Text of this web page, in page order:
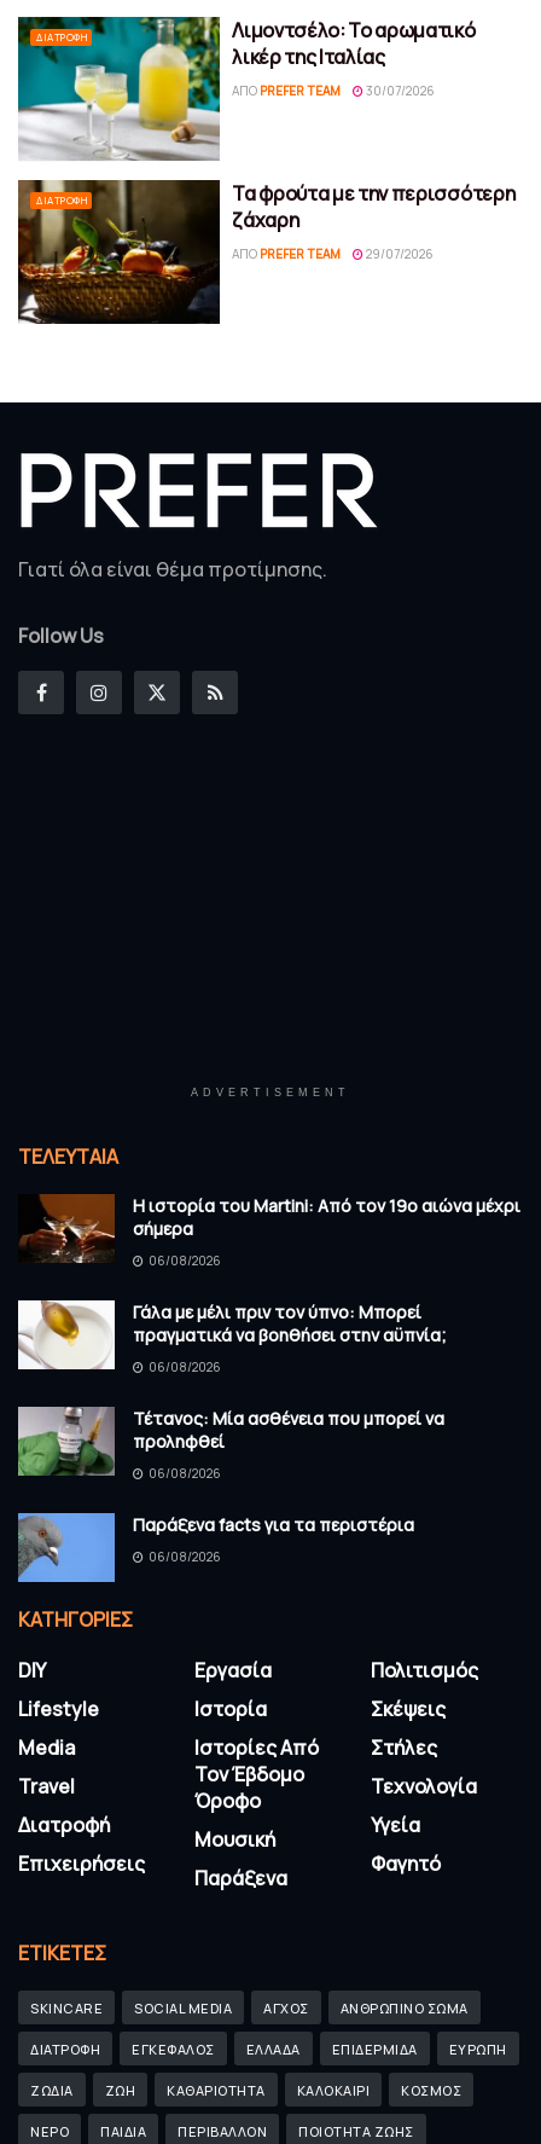
ΔΙΑΤΡΟΦΉ
Λιμοντσέλο: Το αρωματικό
λικέρ της Ιταλίας
ΑΠΌ PREFER TEAM 30/07/2026
ΔΙΑΤΡΟΦΉ
Τα φρούτα με την περισσότερη
ζάχαρη
ΑΠΌ PREFER TEAM 29/07/2026
Γιατί όλα είναι θέμα προτίμησης.
Follow Us
ADVERTISEMENT
ΤΕΛΕΥΤΑΊΑ
Η ιστορία του Martini: Από τον 19ο αιώνα μέχρι
σήμερα
06/08/2026
Γάλα με μέλι πριν τον ύπνο: Μπορεί
πραγματικά να βοηθήσει στην αϋπνία;
06/08/2026
Τέτανος: Μία ασθένεια που μπορεί να
προληφθεί
06/08/2026
Παράξενα facts για τα περιστέρια
06/08/2026
KΑΤΗΓΟΡΊΕΣ
DIY
Lifestyle
Media
Travel
Διατροφή
Επιχειρήσεις
Εργασία
Ιστορία
Ιστορίες Από
Τον Έβδομο
Όροφο
Μουσική
Παράξενα
Πολιτισμός
Σκέψεις
Στήλες
Τεχνολογία
Υγεία
Φαγητό
ΕΤΙΚΈΤΕΣ
SKINCARE SOCIAL MEDIA ΑΓΧΟΣ ΑΝΘΡΩΠΙΝΟ ΣΩΜΑ
ΔΙΑΤΡΟΦΗ ΕΓΚΕΦΑΛΟΣ ΕΛΛΑΔΑ ΕΠΙΔΕΡΜΙΔΑ ΕΥΡΩΠΗ
ΖΩΔΙΑ ΖΩΗ ΚΑΘΑΡΙΟΤΗΤΑ ΚΑΛΟΚΑΙΡΙ ΚΟΣΜΟΣ
ΝΕΡΟ ΠΑΙΔΙΑ ΠΕΡΙΒΑΛΛΟΝ ΠΟΙΟΤΗΤΑ ΖΩΗΣ